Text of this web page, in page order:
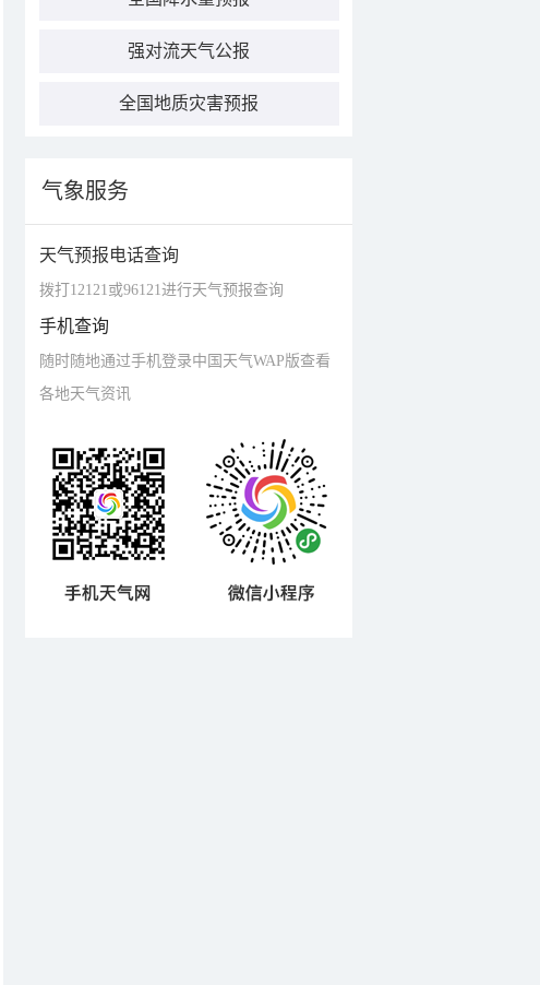
强对流天气公报
全国地质灾害预报
气象服务
天气预报电话查询
拨打12121或96121进行天气预报查询
手机查询
随时随地通过手机登录中国天气WAP版查看
各地天气资讯